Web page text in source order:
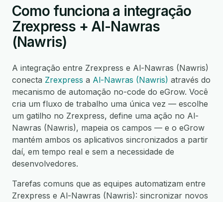
Como funciona a integração
Zrexpress + Al-Nawras
(Nawris)
A integração entre Zrexpress e Al-Nawras (Nawris)
conecta Zrexpress a Al-Nawras (Nawris) através do
mecanismo de automação no-code do eGrow. Você
cria um fluxo de trabalho uma única vez — escolhe
um gatilho no Zrexpress, define uma ação no Al-
Nawras (Nawris), mapeia os campos — e o eGrow
mantém ambos os aplicativos sincronizados a partir
daí, em tempo real e sem a necessidade de
desenvolvedores.
Tarefas comuns que as equipes automatizam entre
Zrexpress e Al-Nawras (Nawris): sincronizar novos